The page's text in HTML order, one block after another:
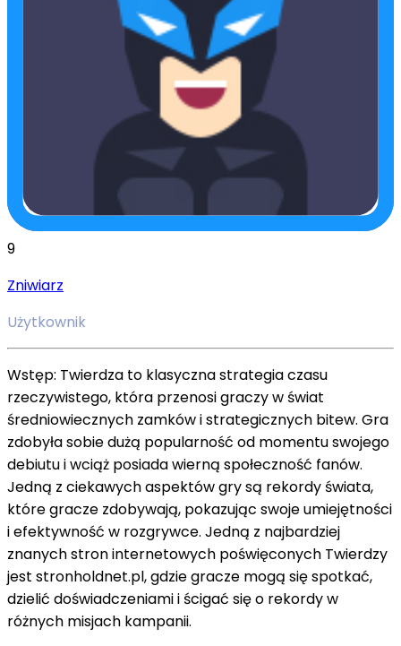
9
Zniwiarz
Użytkownik
Wstęp: Twierdza to klasyczna strategia czasu
rzeczywistego, która przenosi graczy w świat
średniowiecznych zamków i strategicznych bitew. Gra
zdobyła sobie dużą popularność od momentu swojego
debiutu i wciąż posiada wierną społeczność fanów.
Jedną z ciekawych aspektów gry są rekordy świata,
które gracze zdobywają, pokazując swoje umiejętności
i efektywność w rozgrywce. Jedną z najbardziej
znanych stron internetowych poświęconych Twierdzy
jest stronholdnet.pl, gdzie gracze mogą się spotkać,
dzielić doświadczeniami i ścigać się o rekordy w
różnych misjach kampanii.